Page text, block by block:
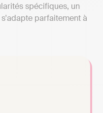
spécifiques, un
parfaitement à